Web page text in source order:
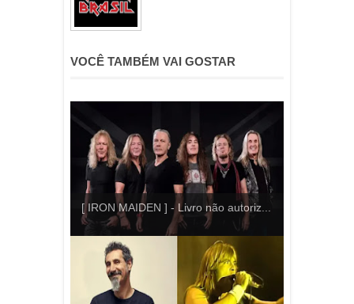
VOCÊ TAMBÉM VAI GOSTAR
[ IRON MAIDEN ] - Livro não autoriz...